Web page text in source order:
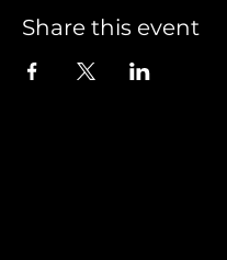
Share this event